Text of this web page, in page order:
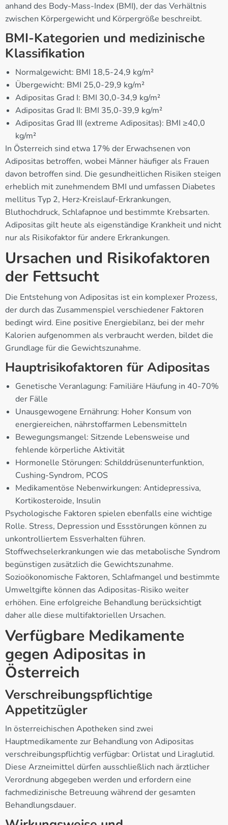
anhand des Body-Mass-Index (BMI), der das Verhältnis
zwischen Körpergewicht und Körpergröße beschreibt.
BMI-Kategorien und medizinische
Klassifikation
Normalgewicht: BMI 18,5-24,9 kg/m²
Übergewicht: BMI 25,0-29,9 kg/m²
Adipositas Grad I: BMI 30,0-34,9 kg/m²
Adipositas Grad II: BMI 35,0-39,9 kg/m²
Adipositas Grad III (extreme Adipositas): BMI ≥40,0
kg/m²
In Österreich sind etwa 17% der Erwachsenen von
Adipositas betroffen, wobei Männer häufiger als Frauen
davon betroffen sind. Die gesundheitlichen Risiken steigen
erheblich mit zunehmendem BMI und umfassen Diabetes
mellitus Typ 2, Herz-Kreislauf-Erkrankungen,
Bluthochdruck, Schlafapnoe und bestimmte Krebsarten.
Adipositas gilt heute als eigenständige Krankheit und nicht
nur als Risikofaktor für andere Erkrankungen.
Ursachen und Risikofaktoren
der Fettsucht
Die Entstehung von Adipositas ist ein komplexer Prozess,
der durch das Zusammenspiel verschiedener Faktoren
bedingt wird. Eine positive Energiebilanz, bei der mehr
Kalorien aufgenommen als verbraucht werden, bildet die
Grundlage für die Gewichtszunahme.
Hauptrisikofaktoren für Adipositas
Genetische Veranlagung: Familiäre Häufung in 40-70%
der Fälle
Unausgewogene Ernährung: Hoher Konsum von
energiereichen, nährstoffarmen Lebensmitteln
Bewegungsmangel: Sitzende Lebensweise und
fehlende körperliche Aktivität
Hormonelle Störungen: Schilddrüsenunterfunktion,
Cushing-Syndrom, PCOS
Medikamentöse Nebenwirkungen: Antidepressiva,
Kortikosteroide, Insulin
Psychologische Faktoren spielen ebenfalls eine wichtige
Rolle. Stress, Depression und Essstörungen können zu
unkontrolliertem Essverhalten führen.
Stoffwechselerkrankungen wie das metabolische Syndrom
begünstigen zusätzlich die Gewichtszunahme.
Sozioökonomische Faktoren, Schlafmangel und bestimmte
Umweltgifte können das Adipositas-Risiko weiter
erhöhen. Eine erfolgreiche Behandlung berücksichtigt
daher alle diese multifaktoriellen Ursachen.
Verfügbare Medikamente
gegen Adipositas in
Österreich
Verschreibungspflichtige
Appetitzügler
In österreichischen Apotheken sind zwei
Hauptmedikamente zur Behandlung von Adipositas
verschreibungspflichtig verfügbar: Orlistat und Liraglutid.
Diese Arzneimittel dürfen ausschließlich nach ärztlicher
Verordnung abgegeben werden und erfordern eine
fachmedizinische Betreuung während der gesamten
Behandlungsdauer.